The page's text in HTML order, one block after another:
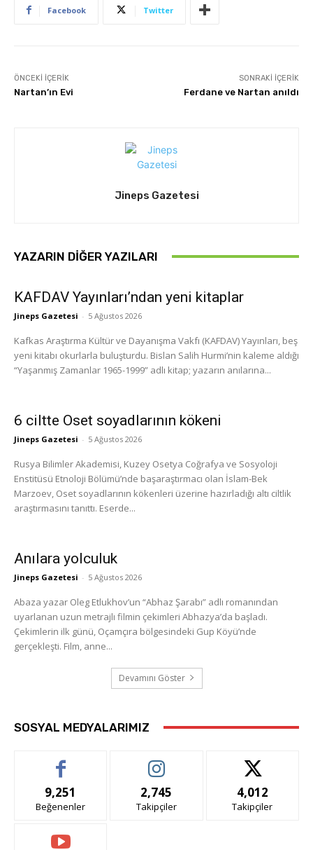
Facebook Twitter
ÖNCEKI İÇERIK
Nartan’ın Evi
SONRAKI İÇERIK
Ferdane ve Nartan anıldı
Jineps Gazetesi
YAZARIN DIĞER YAZILARI
KAFDAV Yayınları’ndan yeni kitaplar
Jineps Gazetesi - 5 Ağustos 2026
Kafkas Araştırma Kültür ve Dayanışma Vakfı (KAFDAV) Yayınları, beş
yeni kitabı okurlarla buluşturdu. Bislan Salih Hurmi’nin kaleme aldığı
“Yaşanmış Zamanlar 1965-1999” adlı kitap; yazarın anılarına...
6 ciltte Oset soyadlarının kökeni
Jineps Gazetesi - 5 Ağustos 2026
Rusya Bilimler Akademisi, Kuzey Osetya Coğrafya ve Sosyoloji
Enstitüsü Etnoloji Bölümü’nde başaraştırmacı olan İslam-Bek
Marzoev, Oset soyadlarının kökenleri üzerine hazırladığı altı ciltlik
araştırmasını tanıttı. Eserde...
Anılara yolculuk
Jineps Gazetesi - 5 Ağustos 2026
Abaza yazar Oleg Etlukhov’un “Abhaz Şarabı” adlı romanından
uyarlanan uzun metrajlı filmin çekimleri Abhazya’da başladı.
Çekimlerin ilk günü, Oçamçıra bölgesindeki Gup Köyü’nde
gerçekleşti. Film, anne...
Devamını Göster
SOSYAL MEDYALARIMIZ
9,251
Beğenenler
2,745
Takipçiler
4,012
Takipçiler